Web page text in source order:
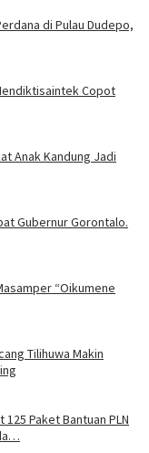
di Pulau Dudepo,
Copot
Anak Kandung Jadi
Gubernur Gorontalo.
“Oikumene
Tilihuwa Makin
Paket Bantuan PLN